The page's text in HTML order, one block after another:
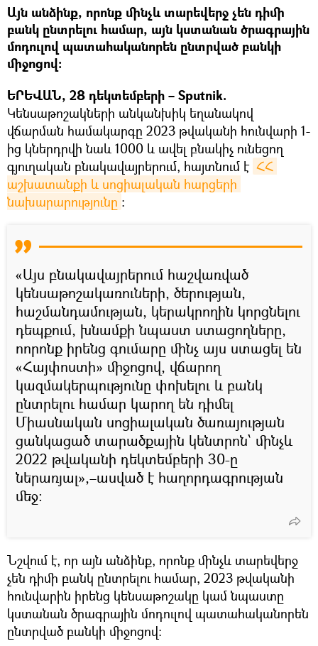
Այն անձինք, որոնք մինչև տարեվերջ չեն դիմի
բանկ ընտրելու համար, այն կստանան ծրագրային
մոդուլով պատահականորեն ընտրված բանկի
միջոցով։
ԵՐԵՎԱՆ, 28 դեկտեմբերի – Sputnik.
Կենսաթոշակների անկանխիկ եղանակով
վճարման համակարգը 2023 թվականի հունվարի 1-
ից կներդրվի նաև 1000 և ավել բնակիչ ունեցող
գյուղական բնակավայրերում, հայտնում է ՀՀ
աշխատանքի և սոցիալական հարցերի
նախարարությունը ։
«Այս բնակավայրերում հաշվառված
կենսաթոշակառուների, ծերության,
հաշմանդամության, կերակրողին կորցնելու
դեպքում, խնամքի նպաստ ստացողները,
ոորոնք իրենց գումարը մինչ այս ստացել են
«Հայփոստի» միջոցով, վճարող
կազմակերպությունը փոխելու և բանկ
ընտրելու համար կարող են դիմել
Միասնական սոցիալական ծառայության
ցանկացած տարածքային կենտրոն՝ մինչև
2022 թվականի դեկտեմբերի 30-ը
ներառյալ»,–ասված է հաղորդագրության
մեջ։
Նշվում է, որ այն անձինք, որոնք մինչև տարեվերջ
չեն դիմի բանկ ընտրելու համար, 2023 թվականի
հունվարին իրենց կենսաթոշակը կամ նպաստը
կստանան ծրագրային մոդուլով պատահականորեն
ընտրված բանկի միջոցով։